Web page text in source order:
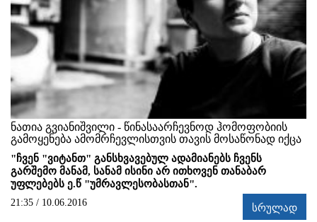
ნათია გვიანიშვილი - წინასაარჩევნოდ ჰომოფობიის
გამოყენება ამომრჩევლისთვის თავის მოსაწონად იქცა
"ჩვენ "ვიტანთ" განსხვავებულ ადამიანებს ჩვენს
გარშემო მანამ, სანამ ისინი არ ითხოვენ თანაბარ
უფლებებს ე.წ "უმრავლესობასთან".
21:35 / 10.06.2016 სრულად